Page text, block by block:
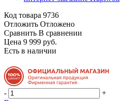
Код товара 9736
Отложить Отложено
Сравнить В сравнении
Цена 9 999 руб.
Есть в наличии
-
+